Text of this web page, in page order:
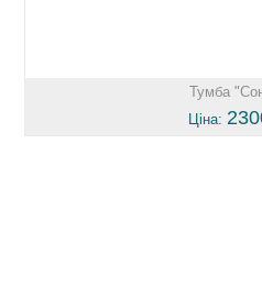
Тумба
Ціна: